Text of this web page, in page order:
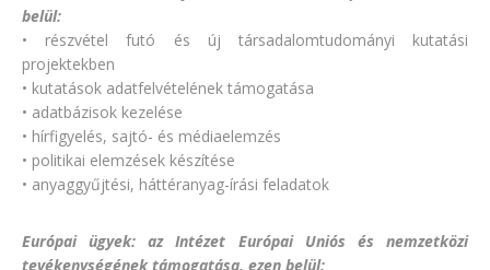
belül:
• részvétel futó és új társadalomtudományi kutatási
projektekben
• kutatások adatfelvételének támogatása
• adatbázisok kezelése
• hírfigyelés, sajtó- és médiaelemzés
• politikai elemzések készítése
• anyaggyűjtési, háttéranyag-írási feladatok
Európai ügyek: az Intézet Európai Uniós és nemzetközi
tevékenységének támogatása, ezen belül: